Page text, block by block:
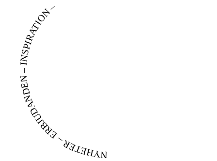
NYHETER – ERBJUDANDEN – INSPIRATION –